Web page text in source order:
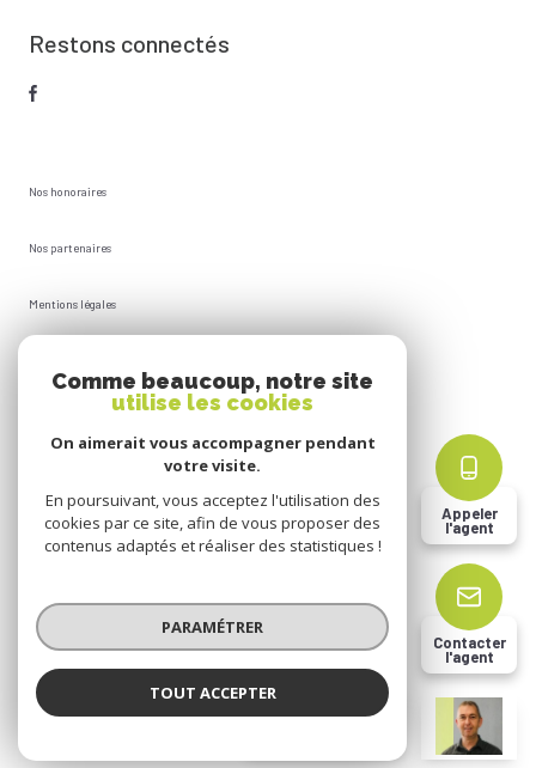
Christophe DHION
Appeler
l'agent
Contacter
l'agent
Restons connectés
Nos honoraires
Nos partenaires
Mentions légales
Cookies
© 2026 | Tous droits réservés
Réalisé par
Comme beaucoup, notre site
utilise les cookies
On aimerait vous accompagner pendant
votre visite.
En poursuivant, vous acceptez l'utilisation des
cookies par ce site, afin de vous proposer des
contenus adaptés et réaliser des statistiques !
PARAMÉTRER
TOUT ACCEPTER